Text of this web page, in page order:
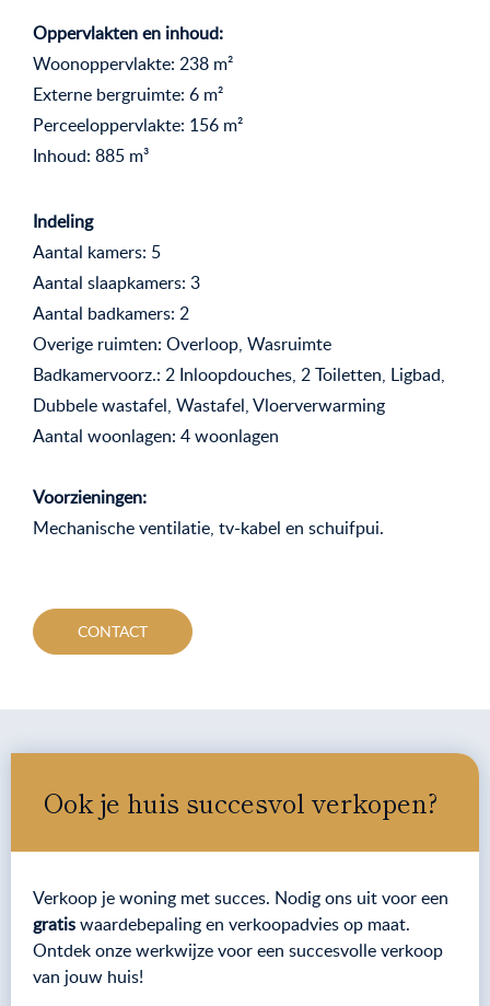
Oppervlakten en inhoud:
Woonoppervlakte: 238 m²
Externe bergruimte: 6 m²
Perceeloppervlakte: 156 m²
Inhoud: 885 m³
Indeling
Aantal kamers: 5
Aantal slaapkamers: 3
Aantal badkamers: 2
Overige ruimten: Overloop, Wasruimte
Badkamervoorz.: 2 Inloopdouches, 2 Toiletten, Ligbad,
Dubbele wastafel, Wastafel, Vloerverwarming
Aantal woonlagen: 4 woonlagen
Voorzieningen:
Mechanische ventilatie, tv-kabel en schuifpui.
CONTACT
Ook je huis succesvol verkopen?
Verkoop je woning met succes. Nodig ons uit voor een
gratiswaardebepaling en verkoopadvies op maat.
Ontdek onze werkwijze voor een succesvolle verkoop
van jouw huis!